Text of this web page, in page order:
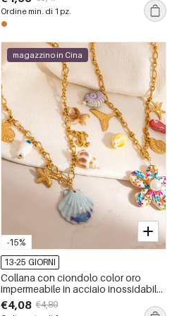
Ordine min. di 1 pz.
-15%
magazzino in Cina
13-25 GIORNI
Collana con ciondolo color oro
impermeabile in acciaio inossidabile
oceanico da 1 pezzo
€4,08 €4,80